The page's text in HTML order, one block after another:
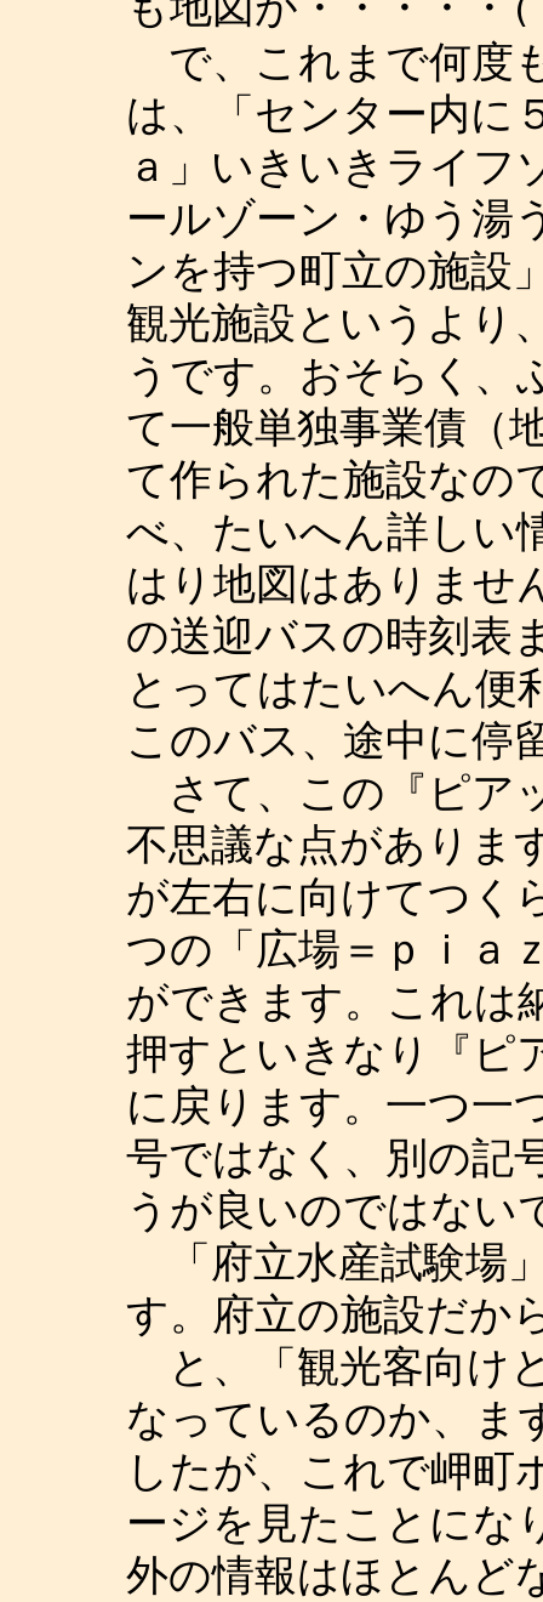
で、これまで何度
は、「センター内に
ａ」いきいきライフ
ールゾーン・ゆう湯
ンを持つ町立の施設
観光施設というより
うです。おそらく、
て一般単独事業債（
て作られた施設なの
べ、たいへん詳しい
はり地図はありませ
の送迎バスの時刻表
とってはたいへん便
このバス、途中に停
さて、この『ピア
不思議な点がありま
が左右に向けてつく
つの「広場＝ｐｉａ
ができます。これは
押すといきなり『ピ
に戻ります。一つ一
号ではなく、別の記
うが良いのではない
「府立水産試験場
す。府立の施設だか
と、「観光客向け
なっているのか、ま
したが、これで岬町
ージを見たことにな
外の情報はほとんど